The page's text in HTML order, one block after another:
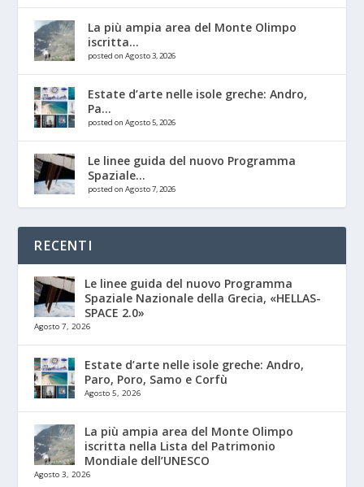
La più ampia area del Monte Olimpo
iscritta...
posted on Agosto 3, 2026
Estate d’arte nelle isole greche: Andro,
Pa...
posted on Agosto 5, 2026
Le linee guida del nuovo Programma
Spaziale...
posted on Agosto 7, 2026
RECENTI
Le linee guida del nuovo Programma
Spaziale Nazionale della Grecia, «HELLAS-
SPACE 2.0»
Agosto 7, 2026
Estate d’arte nelle isole greche: Andro,
Paro, Poro, Samo e Corfù
Agosto 5, 2026
La più ampia area del Monte Olimpo
iscritta nella Lista del Patrimonio
Mondiale dell’UNESCO
Agosto 3, 2026